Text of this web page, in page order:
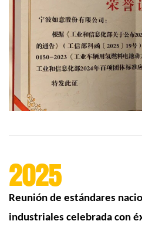
2025
Reunión de estándares
industriales celebrada con